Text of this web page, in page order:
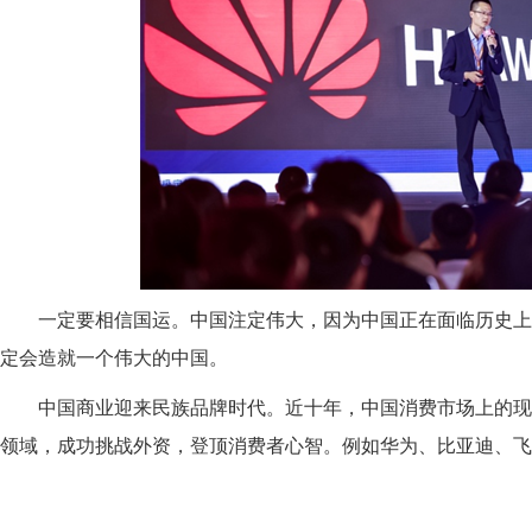
一定要相信国运。中国注定伟大，因为中国正在面临历
定会造就一个伟大的中国。
中国商业迎来民族品牌时代。 近十年 ， 中国消费市场上的
领域，成功挑战外资，登顶消费者心智。 例如华为、比亚迪、